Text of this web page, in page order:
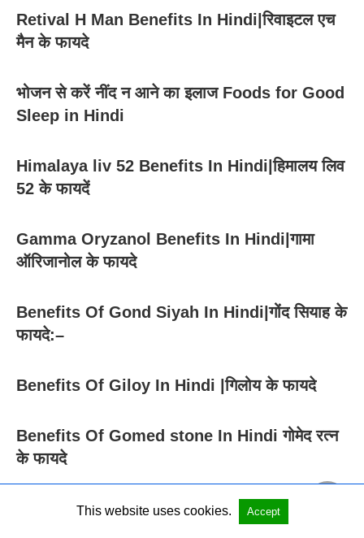
Retival H Man Benefits In Hindi|रिवाइटल एच
मैन के फायदे
भोजन से करें नींद न आने का इलाज Foods for Good
Sleep in Hindi
Himalaya liv 52 Benefits In Hindi|हिमालय लिव
52 के फायदें
Gamma Oryzanol Benefits In Hindi|गामा
ऑरिजानोल के फायदे
Benefits Of Gond Siyah In Hindi|गोंद सियाह के
फायदे:–
Benefits Of Giloy In Hindi |गिलोय के फायदे
Benefits Of Gomed stone In Hindi गोमेद रत्न
के फायदे
Benefits Of Gond Katira In Hindi |गोंद कतीरा
This website uses cookies. Accept